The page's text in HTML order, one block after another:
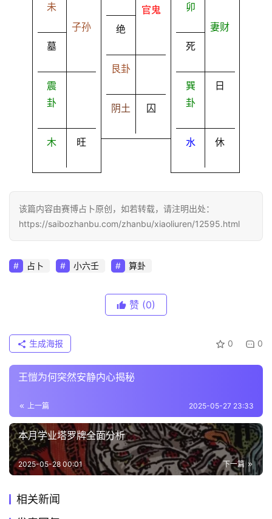
未
墓
子孙
震
卦
木 旺
绝
官鬼
艮卦
阴土 囚
卯
死
妻财
巽
卦
日
水 休
该篇内容由赛博占卜原创，如若转载，请注明出处：
https://saibozhanbu.com/zhanbu/xiaoliuren/12595.html
占卜 小六壬 算卦
赞 (0)
0 0
生成海报
王愷为何突然安静内心揭秘
上一篇 2025-05-27 23:33
本月学业塔罗牌全面分析
下一篇
2025-05-28 00:01
相关新闻